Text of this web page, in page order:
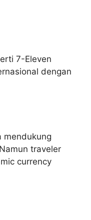
7-Eleven
dengan
mendukung
traveler
currency